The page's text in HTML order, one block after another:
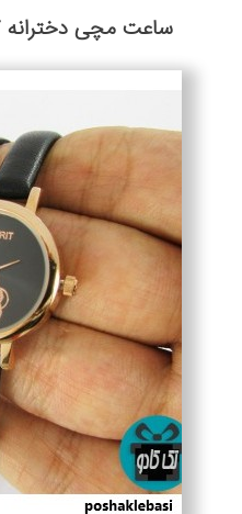
ساعت مچی دخترانه ESPIRIT مدل ES3290